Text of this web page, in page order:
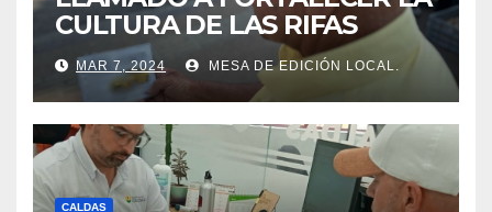
CULTURA DE LAS RIFAS
LEGALES EN CALDAS.
MAR 7, 2024 MESA DE EDICIÓN LOCAL.
CALDAS